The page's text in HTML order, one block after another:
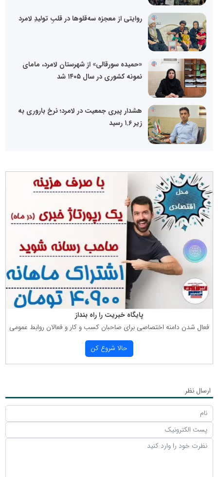
روایتی از معجزه سه‌قلوها در قلبِ تولیدِ لامرد
«حمیده سورقالی» از شهرستان لامرد، مامای
نمونه کشوری در سال ۱۴۰۵ شد
هشدار پیری جمعیت در لامرد؛ نرخ باروری به
زیر ۱.۶ رسید
پایگاه خبریت را راه بنداز
فعال شدن دامنه اختصاصی برای صاحبان كسب و كار و فعالان روابط عمومی
حالا شروع كن
ارسال نظر